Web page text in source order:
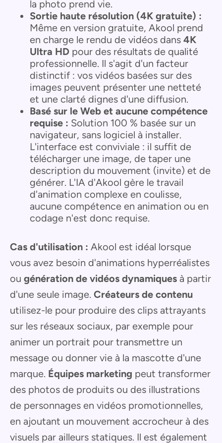
la photo prend vie.
Sortie haute résolution (4K gratuite) :
Même en version gratuite, Akool prend
en charge le rendu de vidéos dans 4K
Ultra HD pour des résultats de qualité
professionnelle. Il s'agit d'un facteur
distinctif : vos vidéos basées sur des
images peuvent présenter une netteté
et une clarté dignes d'une diffusion.
Basé sur le Web et aucune compétence
requise : Solution 100 % basée sur un
navigateur, sans logiciel à installer.
L'interface est conviviale : il suffit de
télécharger une image, de taper une
description du mouvement (invite) et de
générer. L'IA d'Akool gère le travail
d'animation complexe en coulisse,
aucune compétence en animation ou en
codage n'est donc requise.
Cas d'utilisation : Akool est idéal lorsque
vous avez besoin d'animations hyperréalistes
ou génération de vidéos dynamiques à partir
d'une seule image. Créateurs de contenu
utilisez-le pour produire des clips attrayants
sur les réseaux sociaux, par exemple pour
animer un portrait pour transmettre un
message ou donner vie à la mascotte d'une
marque. Équipes marketing peut transformer
des photos de produits ou des illustrations
de personnages en vidéos promotionnelles,
en ajoutant un mouvement accrocheur à des
visuels par ailleurs statiques. Il est également